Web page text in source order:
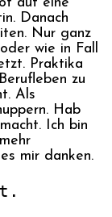
auf eine
Danach
Nur ganz
wie in Fall
Praktika
zu
Als
Hab
Ich bin
mir danken.